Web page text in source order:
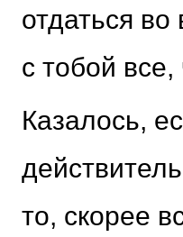
отдаться
с тобой все,
Казалось,
то, скорее